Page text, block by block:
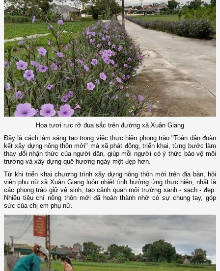
Hoa tươi rực rỡ đua sắc trên đường xã Xuân Giang
Đây là cách làm sáng tạo trong việc thực hiện phong trào "Toàn dân đoàn
kết xây dựng nông thôn mới" mà xã phát động, triển khai, từng bước làm
thay đổi nhận thức của người dân, giúp mỗi người có ý thức bảo vệ môi
trường và xây dựng quê hương ngày một đẹp hơn.
Từ khi triển khai chương trình xây dựng nông thôn mới trên địa bàn, hội
viên phụ nữ xã Xuân Giang luôn nhiệt tình hưởng ứng thực hiện, nhất là
các phong trào giữ vệ sinh, tạo cảnh quan môi trường xanh - sạch - đẹp.
Nhiều tiêu chí nông thôn mới đã hoàn thành nhờ có sự chung tay, góp
sức của chị em phụ nữ.